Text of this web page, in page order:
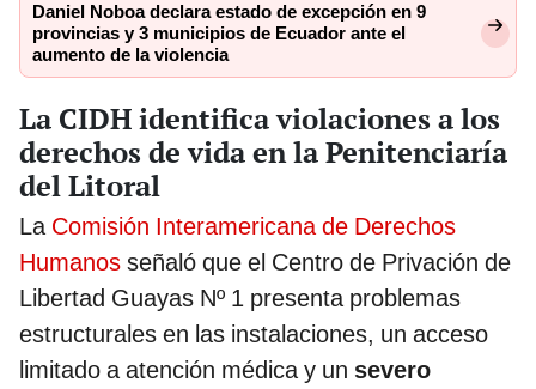
Daniel Noboa declara estado de excepción en 9
provincias y 3 municipios de Ecuador ante el
aumento de la violencia
La CIDH identifica violaciones a los
derechos de vida en la Penitenciaría
del Litoral
La Comisión Interamericana de Derechos
Humanos señaló que el Centro de Privación de
Libertad Guayas Nº 1 presenta problemas
estructurales en las instalaciones, un acceso
limitado a atención médica y un severo